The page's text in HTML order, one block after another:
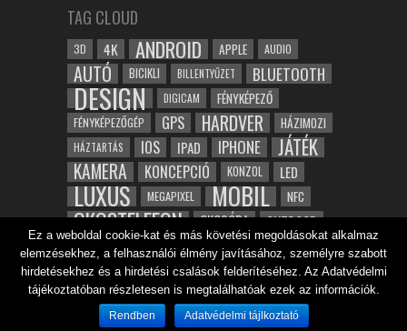
TAG CLOUD
3D 4K ANDROID APPLE AUDIO
AUTÓ BICIKLI BILLENTYŰZET BLUETOOTH
DESIGN DIGICAM FÉNYKÉPEZŐ
FÉNYKÉPEZŐGÉP GPS HARDVER HÁZIMOZI
HÁZTARTÁS IOS IPAD IPHONE JÁTÉK
KAMERA KONCEPCIÓ KONZOL LED
LUXUS MEGAPIXEL MOBIL NFC
OKOSTELEFON OKOSÓRA OUTDOOR
ROBOT SAMSUNG SPORT TABLET
TESZT VIDEÓ VÍZÁLLÓ WIFI ZENE ZÖLD
ÉPÍTÉSZET ÉRINTŐKÉPERNYŐ ÓRA
Ez a weboldal cookie-kat és más követési megoldásokat alkalmaz
elemzésekhez, a felhasználói élmény javításához, személyre szabott
hirdetésekhez és a hirdetési csalások felderítéséhez. Az Adatvédelmi
tájékoztatóban részletesen is megtalálhatóak ezek az információk.
Rendben Adatvédelmi tájlkoztató